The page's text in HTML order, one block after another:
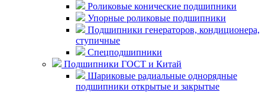
Роликовые конические подшипники
Упорные роликовые подшипники
Подшипники генераторов, кондиционера,
ступичные
Спецподшипники
Подшипники ГОСТ и Китай
Шариковые радиальные однорядные
подшипники открытые и закрытые